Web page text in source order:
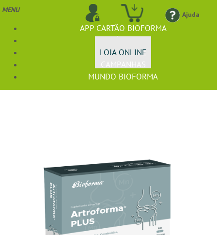
Ajuda
MENU
APP CARTÃO BIOFORMA
LOJA ONLINE
MUNDO BIOFORMA